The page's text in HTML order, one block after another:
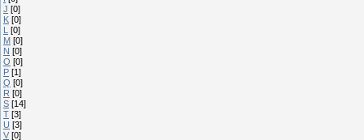
J [0]
K [0]
L [0]
M [0]
N [0]
O [0]
P [1]
Q [0]
R [0]
S [14]
T [3]
U [3]
V [0]